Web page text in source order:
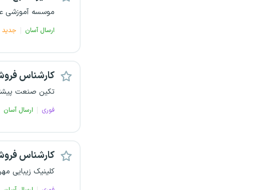
موسسه‌ آموزشی
ارسال آسان جدید
کارشناس
تکین صنعت
فوری ارسال آسان
کارشناس
کلینیک زیبایی